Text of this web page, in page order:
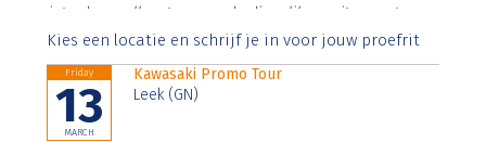
interdum nulla, ut commodo diam libero vitae erat.
Aenean faucibus nibh et justo cursus id rutrum lorem
Kies een locatie en schrijf je in voor jouw proefrit
Friday
13
MARCH
Kawasaki Promo Tour
Leek (GN)